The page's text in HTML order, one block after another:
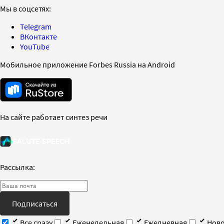
Мы в соцсетях:
Telegram
ВКонтакте
YouTube
Мобильное приложение Forbes Russia на Android
На сайте работает синтез речи
Рассылка:
Подписаться